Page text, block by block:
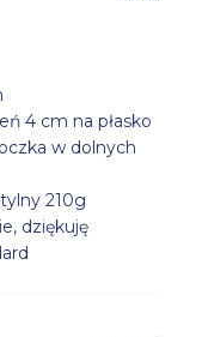
4 cm na płasko
w dolnych
210g
dziękuję